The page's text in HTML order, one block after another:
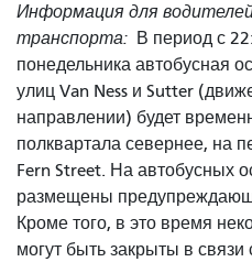
Информация для
транспорта: В период с
понедельника автобусная
улиц Van Ness и Sutter
направлении) будет
полквартала севернее, на
Fern Street. На автобусных
размещены
Кроме того, в это время
могут быть закрыты в